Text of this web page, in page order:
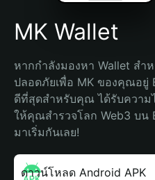
MK Wallet
หากกำลังมองหา Wallet สำ
ปลอดภัยเพื่อ MK ของคุณอยู่
ดีที่สุดสำหรับคุณ ได้รับความ
ให้คุณสำรวจโลก Web3 บน
มาเริ่มกันเลย!
ดาวน์โหลด Android APK